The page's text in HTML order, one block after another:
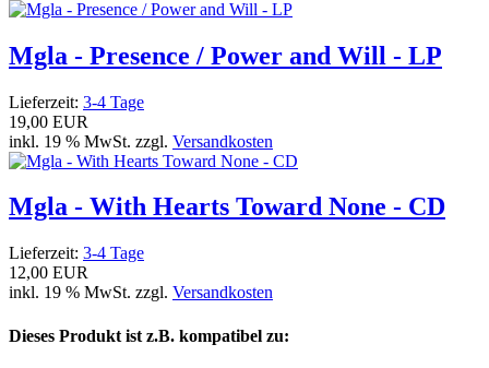
Mgla - Presence / Power and Will - LP
Lieferzeit: 3-4 Tage
19,00 EUR
inkl. 19 % MwSt. zzgl. Versandkosten
Mgla - With Hearts Toward None - CD
Lieferzeit: 3-4 Tage
12,00 EUR
inkl. 19 % MwSt. zzgl. Versandkosten
Dieses Produkt ist z.B. kompatibel zu: